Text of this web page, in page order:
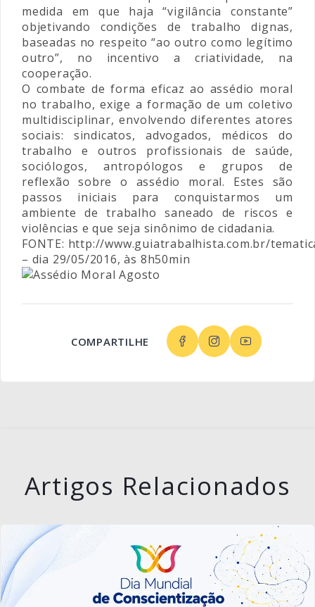
medida em que haja “vigilância constante”
objetivando condições de trabalho dignas,
baseadas no respeito “ao outro como legítimo
outro”, no incentivo a criatividade, na
cooperação.
O combate de forma eficaz ao assédio moral
no trabalho, exige a formação de um coletivo
multidisciplinar, envolvendo diferentes atores
sociais: sindicatos, advogados, médicos do
trabalho e outros profissionais de saúde,
sociólogos, antropólogos e grupos de
reflexão sobre o assédio moral. Estes são
passos iniciais para conquistarmos um
ambiente de trabalho saneado de riscos e
violências e que seja sinônimo de cidadania.
FONTE: http://www.guiatrabalhista.com.br/
– dia 29/05/2016, às 8h50min
COMPARTILHE
Artigos Relacionados